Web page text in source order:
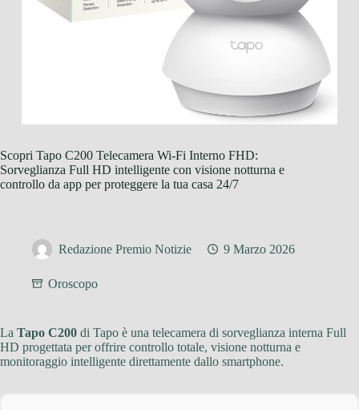
Scopri Tapo C200 Telecamera Wi-Fi Interno FHD:
Sorveglianza Full HD intelligente con visione notturna e
controllo da app per proteggere la tua casa 24/7
Redazione Premio Notizie 9 Marzo 2026
Oroscopo
La Tapo C200 di Tapo è una telecamera di sorveglianza interna Full
HD progettata per offrire controllo totale, visione notturna e
monitoraggio intelligente direttamente dallo smartphone.